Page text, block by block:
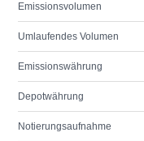
Emissionsvolumen
Umlaufendes Volumen
Emissionswährung
Depotwährung
Notierungsaufnahme